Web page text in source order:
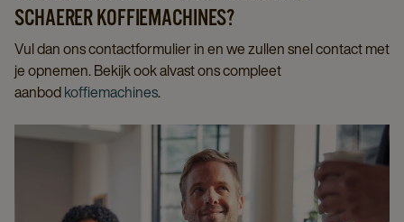
SCHAERER KOFFIEMACHINES?
Vul dan ons contactformulier in en we zullen snel contact met
je opnemen. Bekijk ook alvast ons compleet
aanbodkoffiemachines.